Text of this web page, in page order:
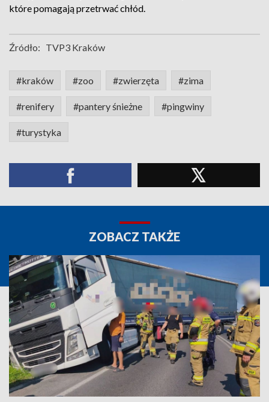
które pomagają przetrwać chłód.
Źródło: TVP3 Kraków
#kraków #zoo #zwierzęta #zima
#renifery #pantery śnieżne #pingwiny
#turystyka
ZOBACZ TAKŻE